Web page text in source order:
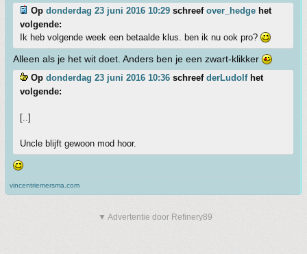
Op donderdag 23 juni 2016 10:29 schreef over_hedge het
volgende:
Ik heb volgende week een betaalde klus. ben ik nu ook pro?
Alleen als je het wit doet. Anders ben je een zwart-klikker
Op donderdag 23 juni 2016 10:36 schreef derLudolfhet
volgende:
[..]
Uncle blijft gewoon mod hoor.
vincentriemersma.com
▼ Advertentie door Refinery89